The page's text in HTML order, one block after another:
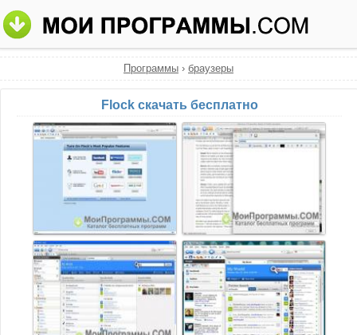
Программы › браузеры
Flock скачать бесплатно